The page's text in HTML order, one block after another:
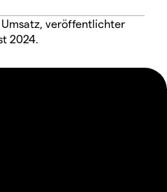
veröffentlichter
2024.